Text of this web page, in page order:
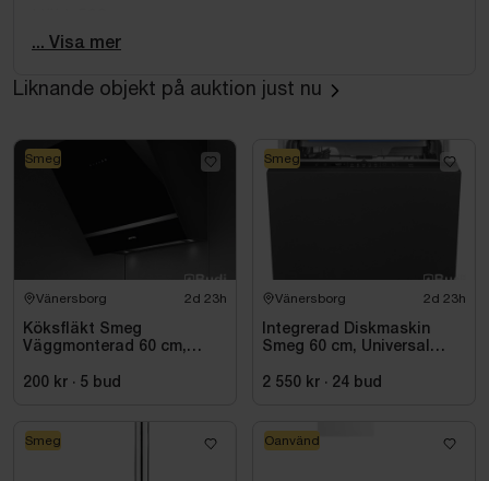
Nettovikt: 46.3 kg
Bredd förpackad produkt: 645 mm
Höjd förpackad produkt: 670 mm
Höjd/bredd/djup förpackad produkt: 670x645x680 mm
OBS! De första två bilderna är tillverkarens
visningsbilder.
... Visa mer
Liknande objekt på auktion just nu
Vänersborg 2d 23h
Köksfläkt Smeg
Väggmonterad 60 cm,
200 kr · 5 bud
Smeg
Vänersborg 2d 23h
Integrerad Diskmaskin
Smeg 60 cm, Universal
2 550 kr · 24 bud
Smeg
Smeg Oanvänd